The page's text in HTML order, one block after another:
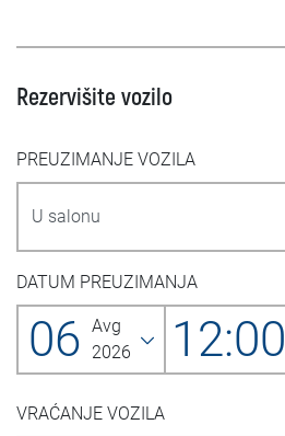
Rezervišite vozilo
PREUZIMANJE VOZILA
DATUM PREUZIMANJA
06 Avg
2026
12:00
VRAĆANJE VOZILA